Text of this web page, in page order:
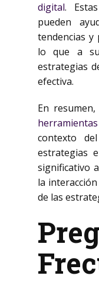
digital.
pueden
tendencias y
lo que a
estrategias
efectiva.
En
contexto
estrategias
significativo
la
de las